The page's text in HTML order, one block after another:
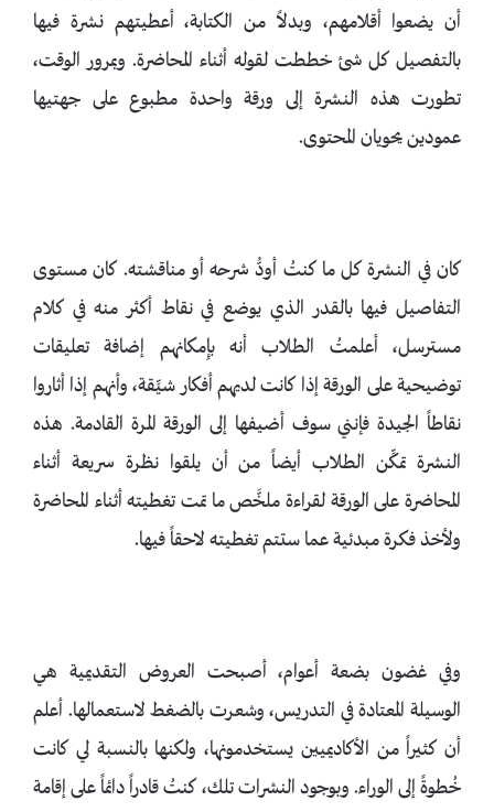
أن يضعوا أقلامهم، وبدلاً من الكتابة، أعطيتهم نشرة فيها
بالتفصيل كل شئ خططت لقوله أثناء المحاضرة. وبمرور الوقت،
تطورت هذه النشرة إلى ورقة واحدة مطبوع على جهتيها
عمودين يحويان المحتوى.
كان في النشرة كل ما كنتُ أودُّ شرحه أو مناقشته. كان مستوى
التفاصيل فيها بالقدر الذي يوضع في نقاط أكثر منه في كلام
مسترسل، أعلمتُ الطلاب أنه بإِمكانهم إضافة تعليقات
توضيحية على الورقة إذا كانت لديهم أفكار شيِّقة، وأنهم إذا أثاروا
نقاطاً الجيدة فإنني سوف أضيفها إلى الورقة المرة القادمة. هذه
النشرة تمكِّن الطلاب أيضاً من أن يلقوا نظرة سريعة أثناء
المحاضرة على الورقة لقراءة ملخَّص ما تمت تغطيته أثناء المحاضرة
ولأخذ فكرة مبدئية عما ستتم تغطيته لاحقاً فيها.
وفي غضون بضعة أعوام، أصبحت العروض التقديمية هي
الوسيلة المعتادة في التدريس، وشعرت بالضغط لاستعمالها. أعلم
أن كثيراً من الأكاديميين يستخدمونها، ولكنها بالنسبة لي كانت
خُطوةً إلى الوراء. وبوجود النشرات تلك، كنتُ قادراً دائماً على إقامة